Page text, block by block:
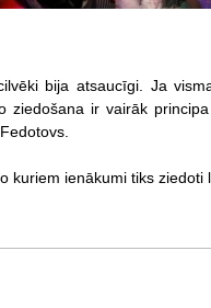
bija atsaucīgi. Ja
ziedošana ir vairāk
kuriem ienākumi tiks ziedoti